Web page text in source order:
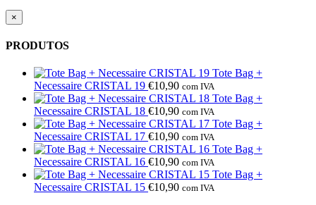
×
PRODUTOS
Tote Bag +
Necessaire CRISTAL 19 €10,90 com IVA
Tote Bag +
Necessaire CRISTAL 18 €10,90 com IVA
Tote Bag +
Necessaire CRISTAL 17 €10,90 com IVA
Tote Bag +
Necessaire CRISTAL 16 €10,90 com IVA
Tote Bag +
Necessaire CRISTAL 15 €10,90 com IVA